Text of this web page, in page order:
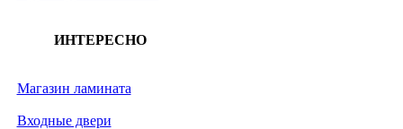
ИНТЕРЕСНО
Магазин ламината
Входные двери